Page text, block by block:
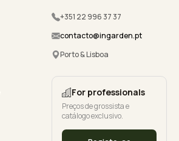
+351 22 996 37 37
contacto@ingarden.pt
Porto & Lisboa
For professionals
Preços de grossista e
catálogo exclusivo.